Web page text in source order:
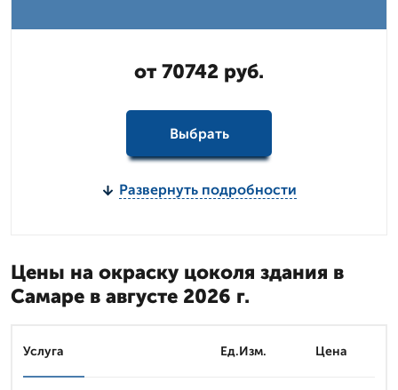
от 70742 руб.
Выбрать
Развернуть подробности
Цены на окраску цоколя здания в
Самаре в августе 2026 г.
Услуга Ед.Изм. Цена